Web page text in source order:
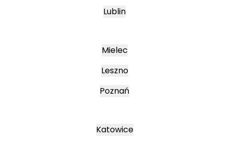
Lublin
Mielec
Leszno
Poznań
Katowice